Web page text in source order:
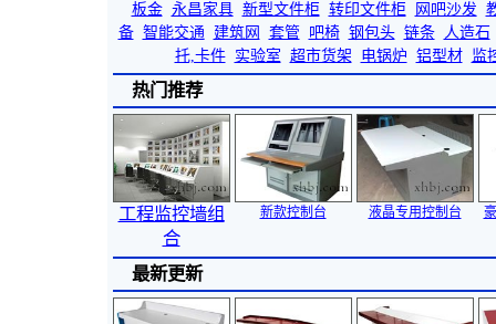
板金 永昌家具 新型文件柜 转印文件柜 网吧沙发
备 智能交通 建筑网 套管 吧椅 钢包头 链条
人造石
托,卡件
实验室 超市货架 电锅炉 铝型材 监
热门推荐
工程监控墙组
合
新款控制台 液晶专用控制台
最新更新